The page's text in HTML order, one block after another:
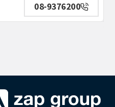
08-9376200